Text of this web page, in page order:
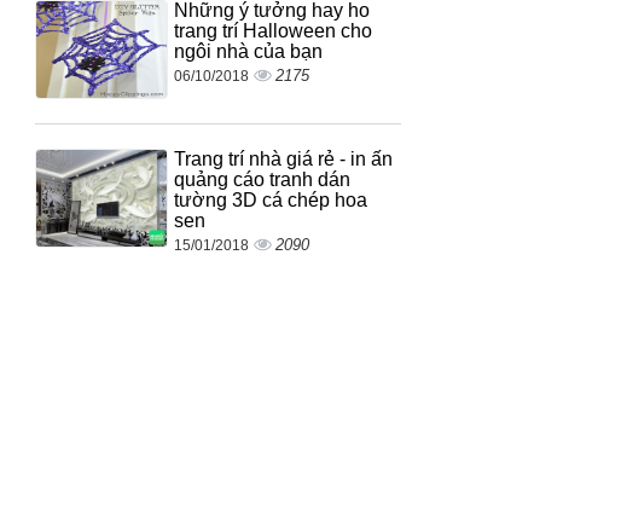
Những ý tưởng hay ho
trang trí Halloween cho
ngôi nhà của bạn
06/10/2018 2175
Trang trí nhà giá rẻ - in ấn
quảng cáo tranh dán
tường 3D cá chép hoa
sen
15/01/2018 2090